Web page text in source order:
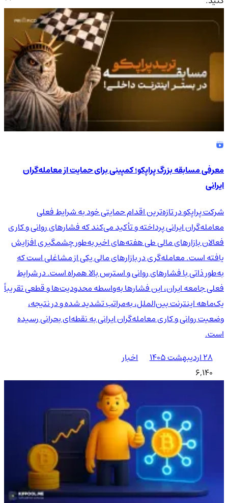
4.9/5
معرفی مسابقه بزرگ پراپکو؛ کمپینی برای حمایت از معامله‌گران
ایرانی
شرکت پراپکو در تازه‌ترین اقدام حمایتی خود به شرایط فعلی
معامله‌گران ایرانی پرداخته و تأکید می‌کند که فشارهای روانی و کاری
فعالان بازارهای مالی طی هفته‌های اخیر به‌طور چشمگیری افزایش
یافته است. معامله‌گری در بازارهای مالی یکی از مشاغلی است که
به‌طور ذاتی با فشارهای روانی و استرس بالا همراه است. در شرایط
فعلی جامعه ایران، این فشارها به‌واسطه محدودیت‌ها و قطعی تقریباً
یک‌ماهه اینترنت بین‌الملل، به‌مراتب تشدید شده و در نتیجه،
وضعیت روانی و کاری معامله‌گران ایرانی به نقطه‌ای بحرانی رسیده
است.
۲۸ اردیبهشت ۱۴۰۵
اخبار
6,140